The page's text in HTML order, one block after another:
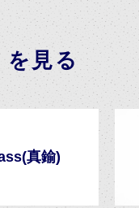
を見る
真鍮)